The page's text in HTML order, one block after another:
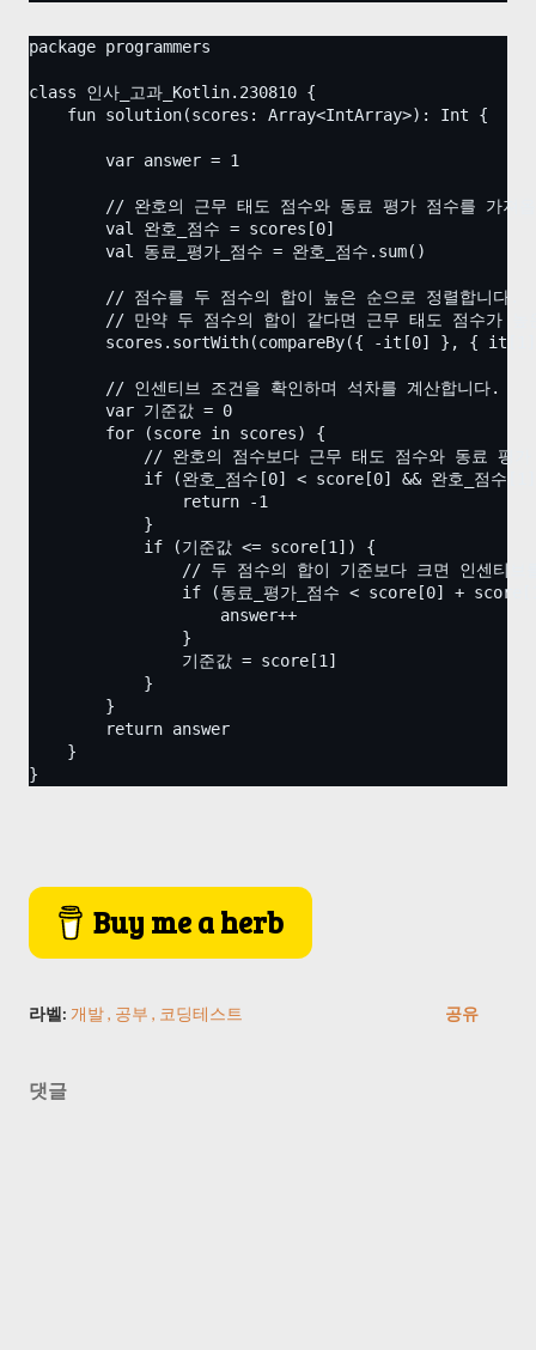
package programmers
class 인사_고과_Kotlin.230810 {
fun solution(scores: Array<IntArray>): Int {
var answer = 1
// 완호의 근무 태도 점수와 동료 평가 점수를 가져옵
val 완호_점수 = scores[0]
val 동료_평가_점수 = 완호_점수.sum()
// 점수를 두 점수의 합이 높은 순으로 정렬합니다.
// 만약 두 점수의 합이 같다면 근무 태도 점수가 높은
scores.sortWith(compareBy({ -it[0] }, {
// 인센티브 조건을 확인하며 석차를 계산합니다.
var 기준값 = 0
for (score in scores) {
// 완호의 점수보다 근무 태도 점수와 동료 평가 점수
if (완호_점수[0] < score[0] && 완호_점수[1]
return -1
}
if (기준값 <= score[1]) {
// 두 점수의 합이 기준보다 크면 인센티브를
if (동료_평가_점수 < score[0] +
answer++
}
기준값 = score[1]
}
}
return answer
}
}
Buy me a herb
라벨: 개발 공부 코딩테스트 공유
댓글